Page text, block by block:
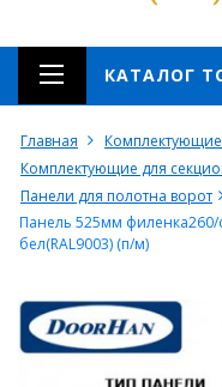
КАТАЛОГ
Главная
Комплектующие для
Панели для полотна ворот
Панель 525мм филенка260/
бел(RAL9003) (п/м)